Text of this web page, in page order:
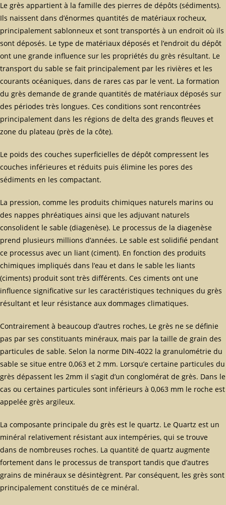
Le grès appartient à la famille des pierres de dépôts (sédiments).
Ils naissent dans d’énormes quantités de matériaux rocheux,
principalement sablonneux et sont transportés à un endroit où ils
sont déposés. Le type de matériaux déposés et l’endroit du dépôt
ont une grande influence sur les propriétés du grès résultant. Le
transport du sable se fait principalement par les rivières et les
courants océaniques, dans de rares cas par le vent. La formation
du grès demande de grande quantités de matériaux déposés sur
des périodes très longues. Ces conditions sont rencontrées
principalement dans les régions de delta des grands fleuves et
zone du plateau (près de la côte).
Le poids des couches superficielles de dépôt compressent les
couches inférieures et réduits puis élimine les pores des
sédiments en les compactant.
La pression, comme les produits chimiques naturels marins ou
des nappes phréatiques ainsi que les adjuvant naturels
consolident le sable (diagenèse). Le processus de la diagenèse
prend plusieurs millions d’années. Le sable est solidifié pendant
ce processus avec un liant (ciment). En fonction des produits
chimiques impliqués dans l’eau et dans le sable les liants
(ciments) produit sont très différents. Ces ciments ont une
influence significative sur les caractéristiques techniques du grès
résultant et leur résistance aux dommages climatiques.
Contrairement à beaucoup d’autres roches, Le grès ne se définie
pas par ses constituants minéraux, mais par la taille de grain des
particules de sable. Selon la norme DIN-4022 la granulométrie du
sable se situe entre 0,063 et 2 mm. Lorsqu’e certaine particules du
grès dépassent les 2mm il s’agit d’un conglomérat de grès. Dans le
cas ou certaines particules sont inférieurs à 0,063 mm le roche est
appelée grès argileux.
La composante principale du grès est le quartz. Le Quartz est un
minéral relativement résistant aux intempéries, qui se trouve
dans de nombreuses roches. La quantité de quartz augmente
fortement dans le processus de transport tandis que d’autres
grains de minéraux se désintègrent. Par conséquent, les grès sont
principalement constitués de ce minéral.